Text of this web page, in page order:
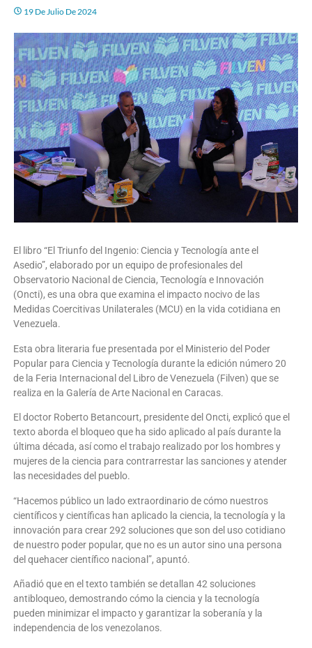
19 De Julio De 2024
El libro “El Triunfo del Ingenio: Ciencia y Tecnología ante el
Asedio”, elaborado por un equipo de profesionales del
Observatorio Nacional de Ciencia, Tecnología e Innovación
(Oncti), es una obra que examina el impacto nocivo de las
Medidas Coercitivas Unilaterales (MCU) en la vida cotidiana en
Venezuela.
Esta obra literaria fue presentada por el Ministerio del Poder
Popular para Ciencia y Tecnología durante la edición número 20
de la Feria Internacional del Libro de Venezuela (Filven) que se
realiza en la Galería de Arte Nacional en Caracas.
El doctor Roberto Betancourt, presidente del Oncti, explicó que el
texto aborda el bloqueo que ha sido aplicado al país durante la
última década, así como el trabajo realizado por los hombres y
mujeres de la ciencia para contrarrestar las sanciones y atender
las necesidades del pueblo.
“Hacemos público un lado extraordinario de cómo nuestros
científicos y científicas han aplicado la ciencia, la tecnología y la
innovación para crear 292 soluciones que son del uso cotidiano
de nuestro poder popular, que no es un autor sino una persona
del quehacer científico nacional”, apuntó.
Añadió que en el texto también se detallan 42 soluciones
antibloqueo, demostrando cómo la ciencia y la tecnología
pueden minimizar el impacto y garantizar la soberanía y la
independencia de los venezolanos.